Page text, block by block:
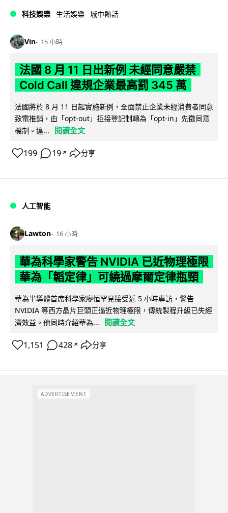
科技娛樂 生活娛樂 城中熱話
Vin 15 小時
法國 8 月 11 日出新例 未經同意嚴禁
Cold Call 違規企業最高罰 345 萬
法國將於 8 月 11 日起實施新例，全面禁止企業未經消費者同意
致電推銷，由「opt-out」拒接登記制轉為「opt-in」先徵同意
機制。違...
閱讀全文
199 19 ↗ 分享
人工智能
Lawton 16 小時
華為科學家警告 NVIDIA 已近物理極限
華為「韜定律」可繞過摩爾定律瓶頸
華為半導體首席科學家廖恒罕見接受近 5 小時專訪，警告
NVIDIA 等西方晶片巨頭正逼近物理極限，傳統製程升級已失經
濟效益。他同時介紹華為...
閱讀全文
1,151 428 ↗ 分享
ADVERTISEMENT